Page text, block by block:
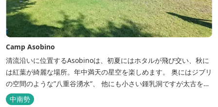
Camp Asobino
清流沿いに位置するAsobinoは、初夏にはホタルが飛び交い、秋に
は紅葉が綺麗な場所。年中満天の星空を楽しめます。 奥にはジブリ
の空間のような”八重谷湧水”、 他にも小さい鍾乳洞ですが太古を想
像させる”風穴”などがあり、自然が豊かなスポットです。 wi-fi完
中南勢